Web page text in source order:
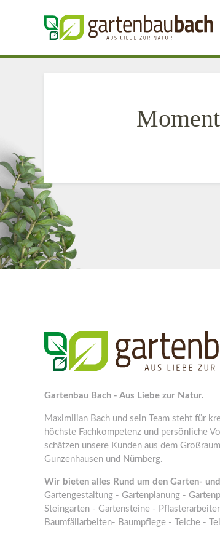
Gartenbau Bach - Aus Liebe zur Natur.
Maximilian Bach und sein Team steht für
höchste Fachkompetenz und persönliche
schätzen unsere Kunden aus dem
Gunzenhausen und Nürnberg.
Wir bieten alles Rund um den Garten-
Gartengestaltung - Gartenplanung -
Steingarten - Gartensteine -
Baumfällarbeiten- Baumpflege - Teiche -